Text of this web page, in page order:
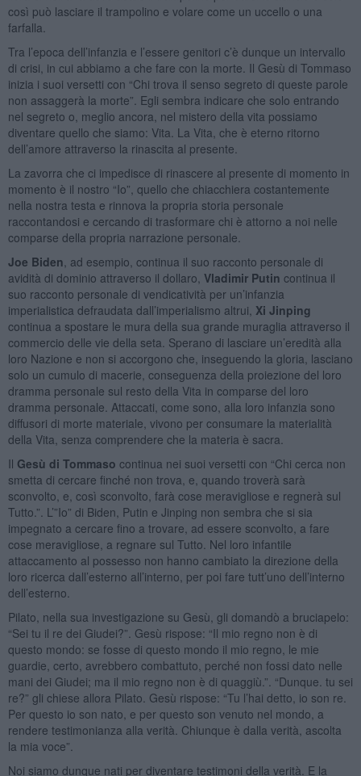
così può lasciare il trampolino e volare come un uccello o una
farfalla.
Tra l’epoca dell’infanzia e l’essere genitori c’è dunque un intervallo
di crisi, in cui abbiamo a che fare con la morte. Il Gesù di Tommaso
inizia i suoi versetti con “Chi trova il senso segreto di queste parole
non assaggerà la morte”. Egli sembra indicare che solo entrando
nel segreto o, meglio ancora, nel mistero della vita possiamo
diventare quello che siamo: Vita. La Vita, che è eterno ritorno
dell’amore attraverso la rinascita al presente.
La zavorra che ci impedisce di rinascere al presente di momento in
momento è il nostro “Io”, quello che chiacchiera costantemente
nella nostra testa e rinnova la propria storia personale
raccontandosi e cercando di trasformare chi è attorno a noi nelle
comparse della propria narrazione personale.
Joe Biden , ad esempio, continua il suo racconto personale di
avidità di dominio attraverso il dollaro, Vladimir Putin continua il
suo racconto personale di vendicatività per un’infanzia
imperialistica defraudata dall’imperialismo altrui, Xi Jinping
continua a spostare le mura della sua grande muraglia attraverso il
commercio delle vie della seta. Sperano di lasciare un’eredità alla
loro Nazione e non si accorgono che, inseguendo la gloria, lasciano
solo un cumulo di macerie, conseguenza della proiezione del loro
dramma personale sul resto della Vita in comparse del loro
dramma personale. Attaccati, come sono, alla loro infanzia sono
diffusori di morte materiale, vivono per consumare la materialità
della Vita, senza comprendere che la materia è sacra.
Il Gesù di Tommaso continua nei suoi versetti con “Chi cerca non
smetta di cercare finché non trova, e, quando troverà sarà
sconvolto, e, così sconvolto, farà cose meravigliose e regnerà sul
Tutto.”. L’”Io” di Biden, Putin e Jinping non sembra che si sia
impegnato a cercare fino a trovare, ad essere sconvolto, a fare
cose meravigliose, a regnare sul Tutto. Nel loro infantile
attaccamento al possesso non hanno cambiato la direzione della
loro ricerca dall’esterno all’interno, per poi fare tutt’uno dell’interno
dell’esterno.
Pilato, nella sua investigazione su Gesù, gli domandò a bruciapelo:
“Sei tu il re dei Giudei?”. Gesù rispose: “Il mio regno non è di
questo mondo: se fosse di questo mondo il mio regno, le mie
guardie, certo, avrebbero combattuto, perché non fossi dato nelle
mani dei Giudei; ma il mio regno non è di quaggiù.”. “Dunque. tu sei
re?” gli chiese allora Pilato. Gesù rispose: “Tu l’hai detto, io son re.
Per questo io son nato, e per questo son venuto nel mondo, a
rendere testimonianza alla verità. Chiunque è dalla verità, ascolta
la mia voce”.
Noi siamo dunque nati per diventare testimoni della verità. E la